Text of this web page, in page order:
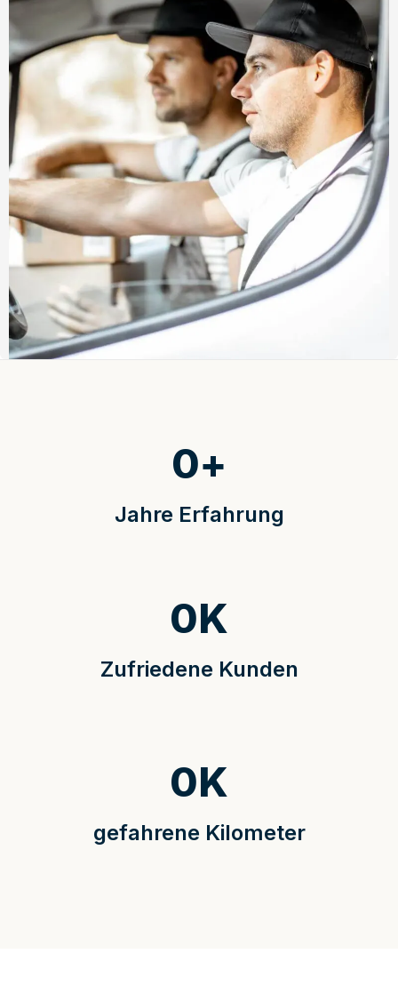
Jahre Erfahrung
0+
Zufriedene Kunden
0K
gefahrene Kilometer
0K